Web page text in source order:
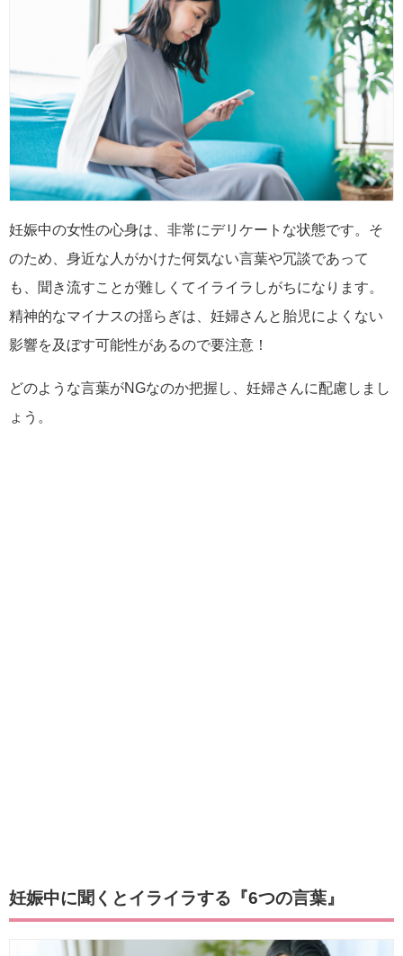
妊娠中の女性の心身は、非常にデリケートな状態です。そ
のため、身近な人がかけた何気ない言葉や冗談であって
も、聞き流すことが難しくてイライラしがちになります。
精神的なマイナスの揺らぎは、妊婦さんと胎児によくない
影響を及ぼす可能性があるので要注意！
どのような言葉がNGなのか把握し、妊婦さんに配慮しまし
ょう。
妊娠中に聞くとイライラする『6つの言葉』